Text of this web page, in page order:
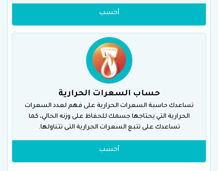
أحسب
حساب السعرات الحرارية
تساعدك حاسبة السعرات الحرارية على فهم لعدد السعرات
الحرارية التي يحتاجها جسمك للحفاظ على وزنه الحالي، كما
تساعدك على تتبع السعرات الحرارية التى تتناولها.
أحسب